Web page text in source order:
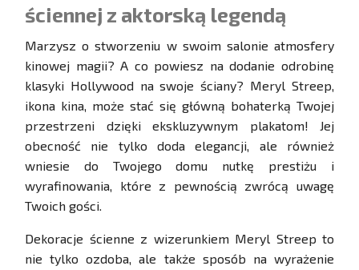
ściennej z aktorską legendą
Marzysz o stworzeniu w swoim salonie atmosfery
kinowej magii? A co powiesz na dodanie odrobinę
klasyki Hollywood na swoje ściany? Meryl Streep,
ikona kina, może stać się główną bohaterką Twojej
przestrzeni dzięki ekskluzywnym plakatom! Jej
obecność nie tylko doda elegancji, ale również
wniesie do Twojego domu nutkę prestiżu i
wyrafinowania, które z pewnością zwrócą uwagę
Twoich gości.
Dekoracje ścienne z wizerunkiem Meryl Streep to
nie tylko ozdoba, ale także sposób na wyrażenie